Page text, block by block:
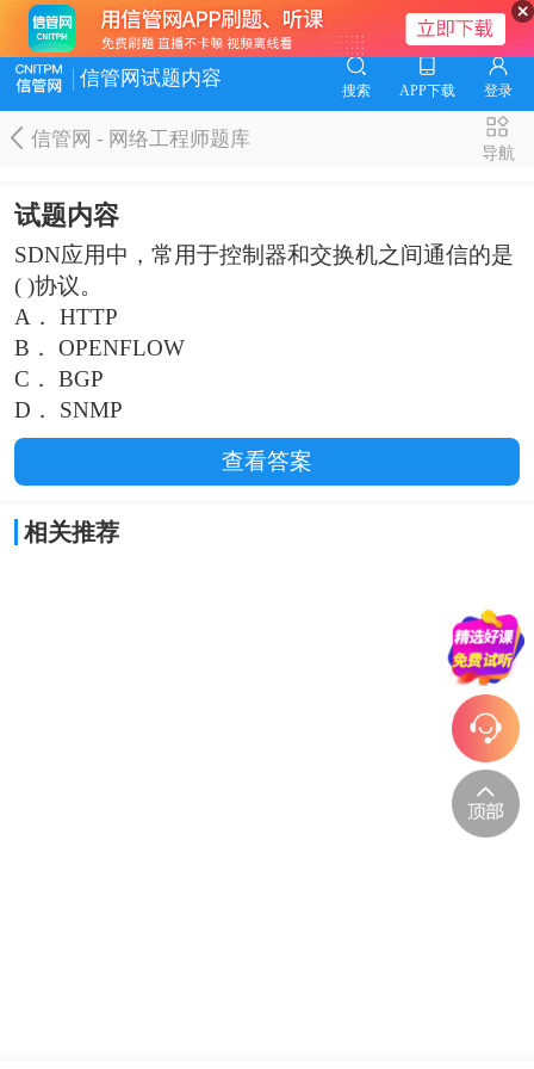
信管网试题内容
搜索 APP下载 登录
信管网 - 网络工程师题库
导航
试题内容
SDN应用中，常用于控制器和交换机之间通信的是
( )协议。
A． HTTP
B． OPENFLOW
C． BGP
D． SNMP
查看答案
相关推荐